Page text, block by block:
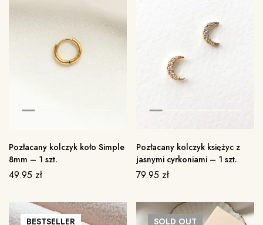
Pozłacany kolczyk koło Simple
8mm – 1 szt.
49.95 zł
Pozłacany kolczyk księżyc z
jasnymi cyrkoniami – 1 szt.
79.95 zł
BESTSELLER SOLD OUT